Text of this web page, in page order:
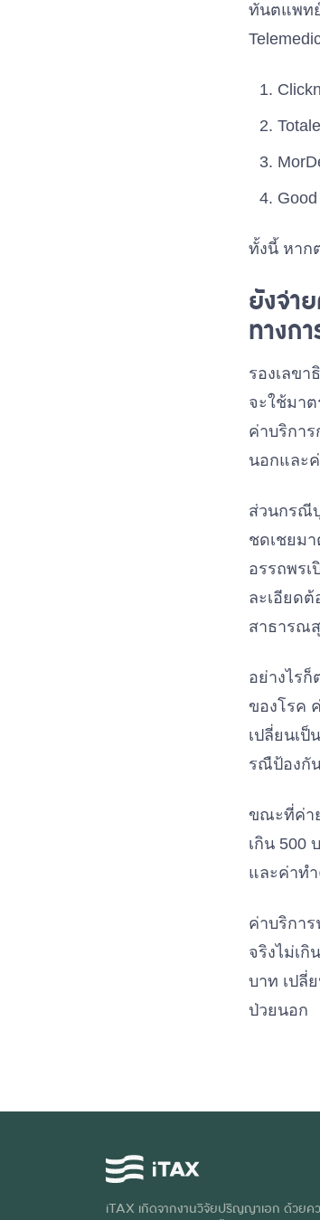
ทันตแพท
ทั้งนี้ หาก
ยังจ่า
ทางก
รองเลข
จะใช้มา
ค่าบริกา
นอกและ
ส่วนกรณี
ชดเชยม
อรรถพร
ละเอียด
สาธารณ
อย่างไร
ของโรค
เปลี่ยนเป็
รณืป้องกั
ขณะที่ค่า
เกิน 500
และค่าท
ค่าบริกา
จริงไม่เ
บาท เปลี่
ป่วยนอก
iTAX เกิดจากงานวิจัยปริญญาเอก ด้วยค